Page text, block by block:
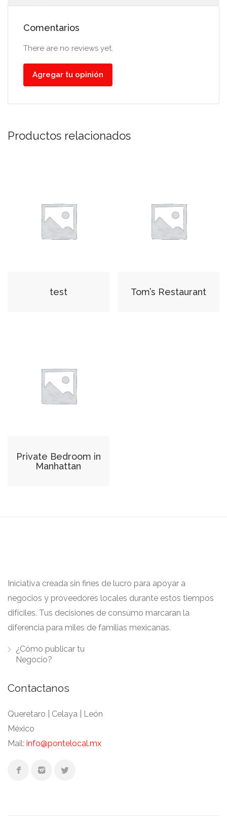
Comentarios
There are no reviews yet.
Agregar tu opinión
Productos relacionados
test Tom’s Restaurant
Private Bedroom in
Manhattan
Iniciativa creada sin fines de lucro para apoyar a
negocios y proveedores locales durante estos tiempos
difíciles. Tus decisiones de consumo marcaran la
diferencia para miles de familias mexicanas.
¿Cómo publicar tu
Negocio?
Contactanos
Queretaro | Celaya | León
México
Mail: info@pontelocal.mx